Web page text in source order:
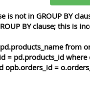
is not in GROUP BY
BY clause; this is
from
= pd.products_id
opb.orders_id =